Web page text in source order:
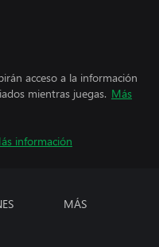
acceso a la información
mientras juegas. Más
información
MÁS